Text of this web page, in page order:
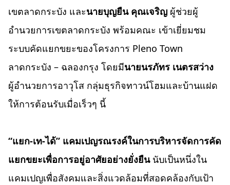
เขตลาดกระบัง และนายบุญยืน คุณเจริญ ผู้ช่วยผู้
อำนวยการเขตลาดกระบัง พร้อมคณะ เข้าเยี่ยมชม
ระบบคัดแยกขยะของโครงการ Pleno Town
ลาดกระบัง – ฉลองกรุง โดยมีนายนรภัทร เนตรสว่าง
ผู้อำนวยการอาวุโส กลุ่มธุรกิจทาวน์โฮมและบ้านแฝด
ให้การต้อนรับเมื่อเร็วๆ นี้
“แยก-เท-ได้” แคมเปญรณรงค์ในการบริหารจัดการคัด
แยกขยะเพื่อการอยู่อาศัยอย่างยั่งยืน นับเป็นหนึ่งใน
แคมเปญเพื่อสังคมและสิ่งแวดล้อมที่สอดคล้องกับเป้า